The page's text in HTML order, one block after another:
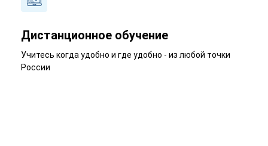
Дистанционное обучение
Учитесь когда удобно и где удобно - из любой точки
России